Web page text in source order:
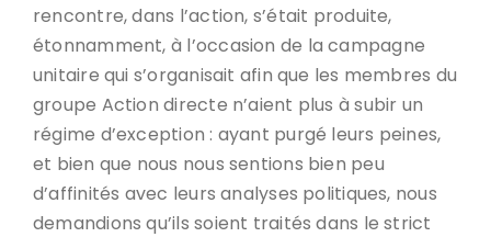
rencontre, dans l’action, s’était produite,
étonnamment, à l’occasion de la campagne
unitaire qui s’organisait afin que les membres du
groupe Action directe n’aient plus à subir un
régime d’exception : ayant purgé leurs peines,
et bien que nous nous sentions bien peu
d’affinités avec leurs analyses politiques, nous
demandions qu’ils soient traités dans le strict